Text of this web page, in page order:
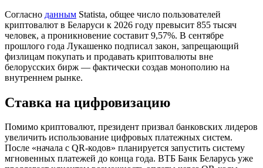
Согласно данным Statista, общее число пользователей
криптовалют в Беларуси к 2026 году превысит 855 тысяч
человек, а проникновение составит 9,57%. В сентябре
прошлого года Лукашенко подписал закон, запрещающий
физлицам покупать и продавать криптовалюты вне
белорусских бирж — фактически создав монополию на
внутреннем рынке.
Ставка на цифровизацию
Помимо криптовалют, президент призвал банковских лидеров
увеличить использование цифровых платежных систем.
После «начала с QR-кодов» планируется запустить систему
мгновенных платежей до конца года. ВТБ Банк Беларусь уже